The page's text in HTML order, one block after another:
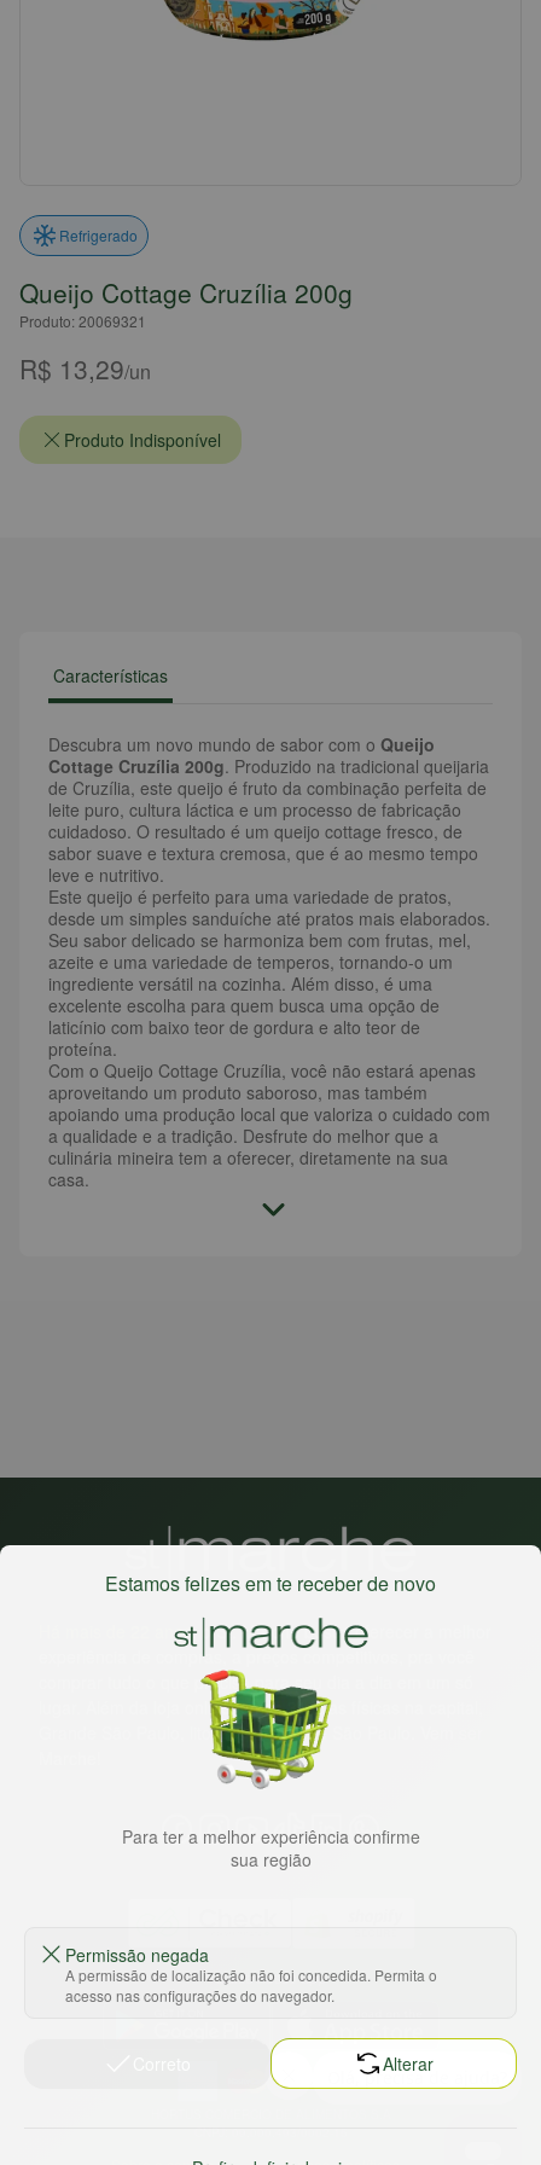
Refrigerado
Queijo Cottage Cruzília 200g
Produto: 20069321
R$ 13,29/un
Produto Indisponível
Características
Descubra um novo mundo de sabor com o Queijo
Cottage Cruzília 200g. Produzido na tradicional queijaria
de Cruzília, este queijo é fruto da combinação perfeita de
leite puro, cultura láctica e um processo de fabricação
cuidadoso. O resultado é um queijo cottage fresco, de
sabor suave e textura cremosa, que é ao mesmo tempo
leve e nutritivo.
Este queijo é perfeito para uma variedade de pratos,
desde um simples sanduíche até pratos mais elaborados.
Seu sabor delicado se harmoniza bem com frutas, mel,
azeite e uma variedade de temperos, tornando-o um
ingrediente versátil na cozinha. Além disso, é uma
excelente escolha para quem busca uma opção de
laticínio com baixo teor de gordura e alto teor de
proteína.
Com o Queijo Cottage Cruzília, você não estará apenas
aproveitando um produto saboroso, mas também
apoiando uma produção local que valoriza o cuidado com
a qualidade e a tradição. Desfrute do melhor que a
culinária mineira tem a oferecer, diretamente na sua
casa.
Há mais de 22 anos, o St. Marche busca oferecer a melhor
experiência de compras, a preços competitivos, pra você
comprar tudo o que precisa para seu dia a dia em um só
lugar. Além da loja online temos 31 lojas físicas na capital,
Grande São Paulo, litoral e interior de São Paulo. Vem ser
Baixe nosso app
Estamos felizes em te receber de novo
Para ter a melhor experiência confirme
sua região
Permissão negada
A permissão de localização não foi concedida. Permita o
acesso nas configurações do navegador.
Alterar